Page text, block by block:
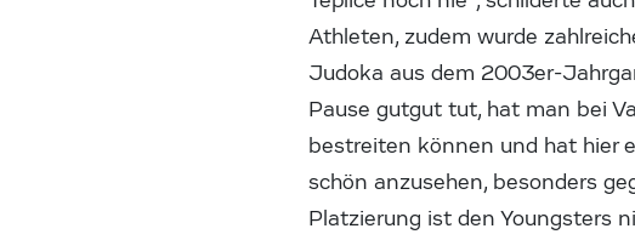
Athleten, zudem wurde
Judoka aus dem 2003er-
Pause gutgut tut, hat man bei
bestreiten können und hat hier
schön anzusehen, besonders
Platzierung ist den Youngsters